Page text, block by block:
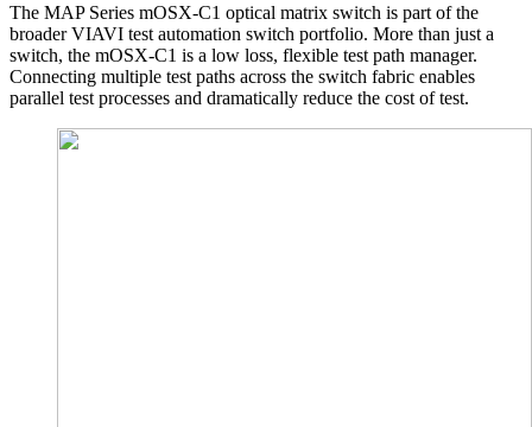
The MAP Series mOSX-C1 optical matrix switch is part of the
broader VIAVI test automation switch portfolio. More than just a
switch, the mOSX-C1 is a low loss, flexible test path manager.
Connecting multiple test paths across the switch fabric enables
parallel test processes and dramatically reduce the cost of test.